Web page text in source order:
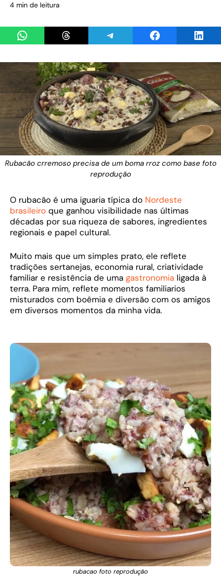
4 min de leitura
Share on WhatsAppShare on ThreadsShare on TelegramShare on Facebook
Rubacão crremoso precisa de um boma rroz como base foto
reprodução
O rubacão é uma iguaria típica do Nordeste
brasileiro que ganhou visibilidade nas últimas
décadas por sua riqueza de sabores, ingredientes
regionais e papel cultural.
Muito mais que um simples prato, ele reflete
tradições sertanejas, economia rural, criatividade
familiar e resistência de uma gastronomia ligada à
terra. Para mim, reflete momentos familiarios
misturados com boêmia e diversão com os amigos
em diversos momentos da minha vida.
rubacao foto reprodução